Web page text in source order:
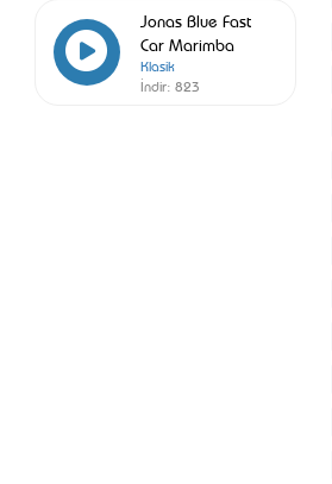
Jonas Blue Fast
Car Marimba
Klasik
İndir: 823